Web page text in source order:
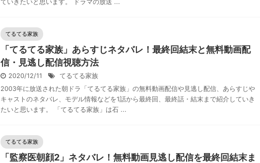
ていきたいと思います。 ドラマの放送 ...
てるてる家族
「てるてる家族」あらすじネタバレ！最終回結末と無料動画配
信・見逃し配信視聴方法
2020/12/11
てるてる家族
2003年に放送された朝ドラ「てるてる家族」の無料動画配信や見逃し配信、あらすじや
キャストのネタバレ、モデル情報などを1話から最終回、最終話・結末まで紹介していき
たいと思います。 「てるてる家族」は石 ...
てるてる家族
「監察医朝顔2」ネタバレ！無料動画見逃し配信を最終回結末ま